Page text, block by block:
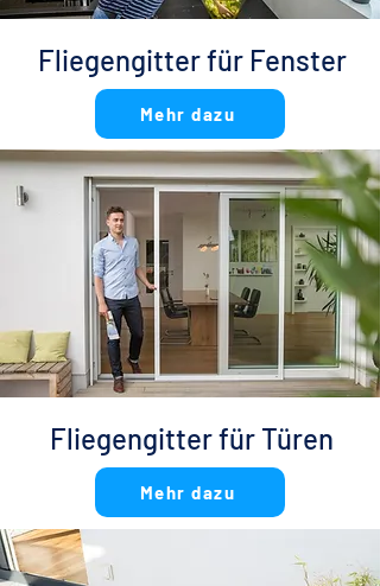
Fliegengitter für Fenster
Mehr dazu
Fliegengitter für Türen
Mehr dazu